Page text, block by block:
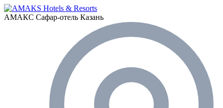
АМАКС Сафар-отель Казань